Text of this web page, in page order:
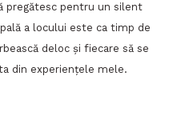
pregătesc pentru un silent
a locului este ca timp de
deloc și fiecare să se
din experiențele mele.